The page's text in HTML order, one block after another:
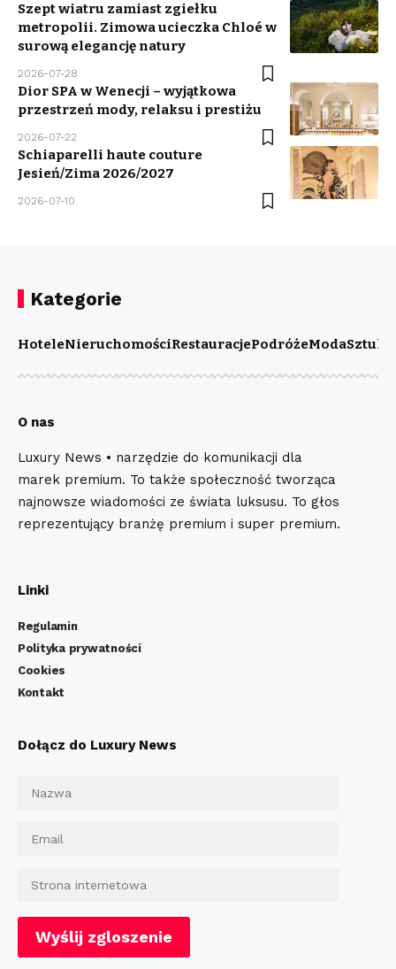
Szept wiatru zamiast zgiełku
metropolii. Zimowa ucieczka Chloé w
surową elegancję natury
2026-07-28
Dior SPA w Wenecji – wyjątkowa
przestrzeń mody, relaksu i prestiżu
2026-07-22
Schiaparelli haute couture
Jesień/Zima 2026/2027
2026-07-10
Kategorie
HoteleNieruchomościRestauracjePodróżeModaSztuka
O nas
Luxury News • narzędzie do komunikacji dla
marek premium. To także społeczność tworząca
najnowsze wiadomości ze świata luksusu. To głos
reprezentujący branżę premium i super premium.
Linki
Regulamin
Polityka prywatności
Cookies
Kontakt
Dołącz do Luxury News